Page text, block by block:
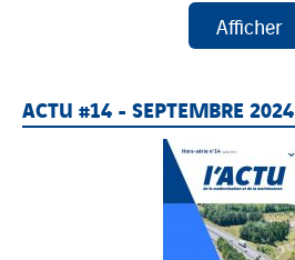
ACTU #14 - SEPTEMBRE 2024